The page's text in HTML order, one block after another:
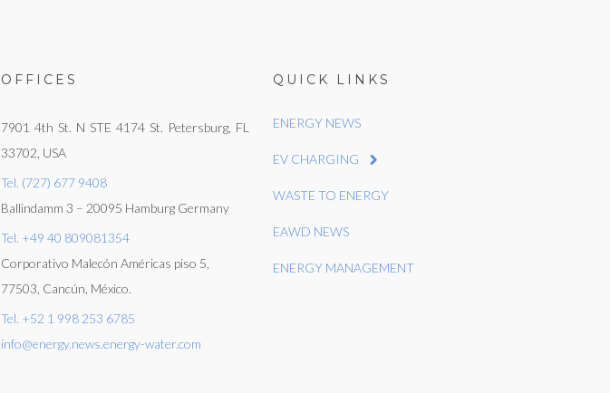
OFFICES
7901 4th St. N STE 4174 St. Petersburg, FL
33702, USA
Tel. (727) 677 9408
Ballindamm 3 – 20095 Hamburg Germany
Tel. +49 40 809081354
Corporativo Malecón Américas piso 5,
77503, Cancún, México.
Tel. +52 1 998 253 6785
info@energy.news.energy-water.com
QUICK LINKS
ENERGY NEWS
EV CHARGING
WASTE TO ENERGY
EAWD NEWS
ENERGY MANAGEMENT